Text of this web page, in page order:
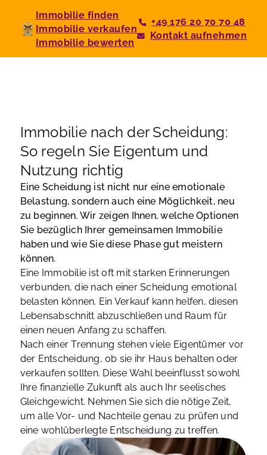
Immobilie finden
Immobilie verkaufen
Immobilie bewerten
+49 176 20 70 70 48
Kontakt aufnehmen
Immobilie nach der Scheidung:
So regeln Sie Eigentum und
Nutzung richtig
Eine Scheidung ist nicht nur eine emotionale
Belastung, sondern auch eine Möglichkeit, neu
zu beginnen. Wir zeigen Ihnen, welche Optionen
Sie bezüglich Ihrer gemeinsamen Immobilie
haben und wie Sie diese Phase gut meistern
können.
Eine Immobilie ist oft mit starken Erinnerungen
verbunden, die nach einer Scheidung emotional
belasten können. Ein Verkauf kann helfen, diesen
Lebensabschnitt abzuschließen und Raum für
einen neuen Anfang zu schaffen.
Nach einer Trennung stehen viele Eigentümer vor
der Entscheidung, ob sie ihr Haus behalten oder
verkaufen sollten. Diese Wahl beeinflusst sowohl
Ihre finanzielle Zukunft als auch Ihr seelisches
Gleichgewicht. Nehmen Sie sich die nötige Zeit,
um alle Vor- und Nachteile genau zu prüfen und
eine wohlüberlegte Entscheidung zu treffen.